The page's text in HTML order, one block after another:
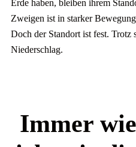
Erde haben, bleiben ihrem
Zweigen ist in starker
Doch der Standort ist fest. Trotz
Niederschlag.
Immer